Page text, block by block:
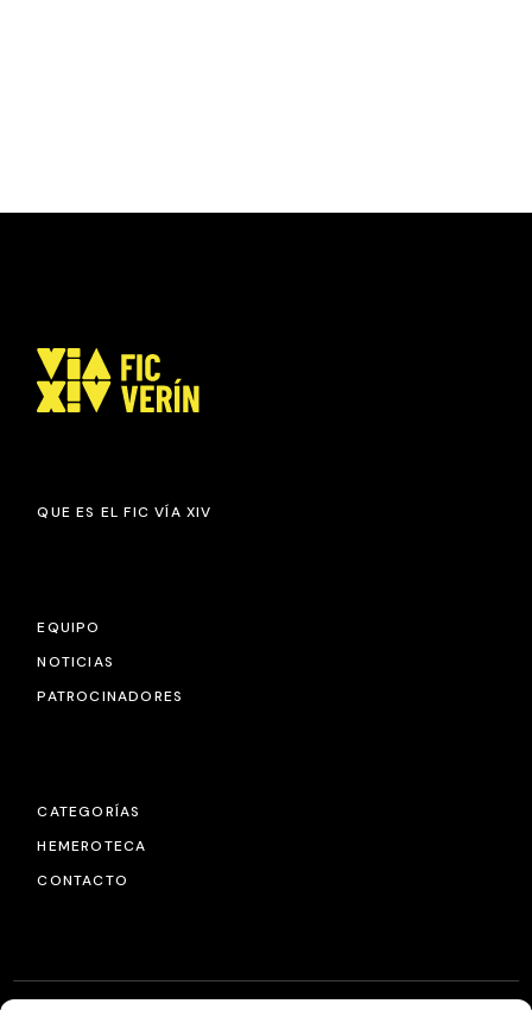
QUE ES EL FIC VÍA XIV
EQUIPO
NOTICIAS
PATROCINADORES
CATEGORÍAS
HEMEROTECA
CONTACTO